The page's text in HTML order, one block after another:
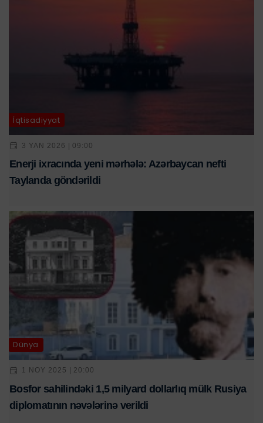
İqtisadiyyat
3 YAN 2026 | 09:00
Enerji ixracında yeni mərhələ: Azərbaycan nefti
Taylanda göndərildi
Dünya
1 NOY 2025 | 20:00
Bosfor sahilindəki 1,5 milyard dollarlıq mülk Rusiya
diplomatının nəvələrinə verildi